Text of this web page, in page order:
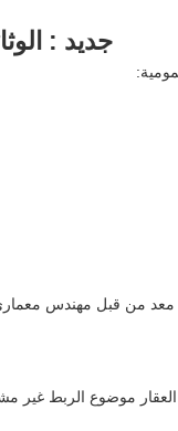
جديد :
معد من قبل مهندس
موضوع الربط غير